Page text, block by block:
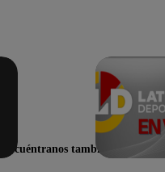
Encuéntranos también en